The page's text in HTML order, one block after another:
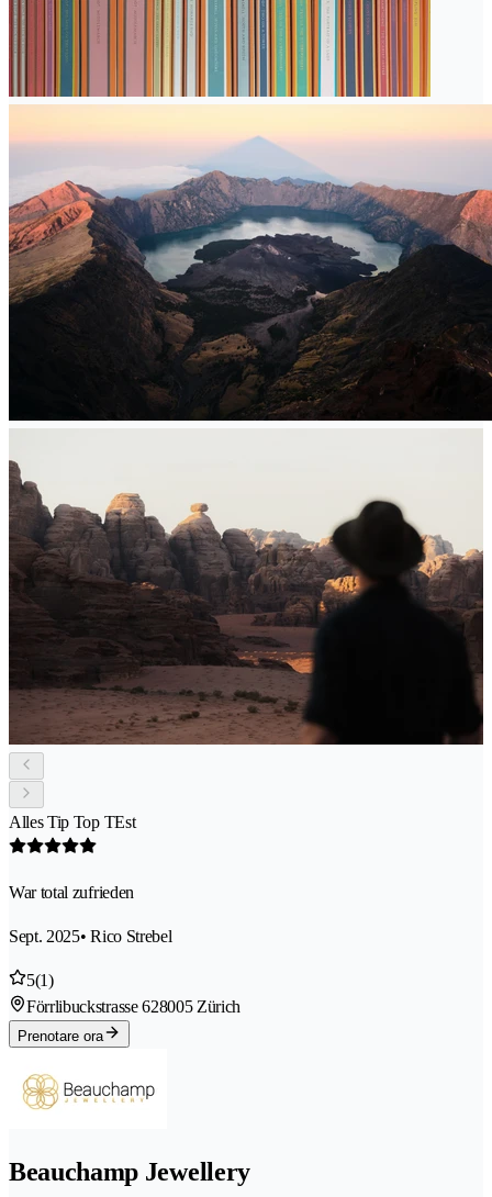
Alles Tip Top TEst
War total zufrieden
Sept. 2025• Rico Strebel
5(1)
Förrlibuckstrasse 628005 Zürich
Prenotare ora
Beauchamp Jewellery